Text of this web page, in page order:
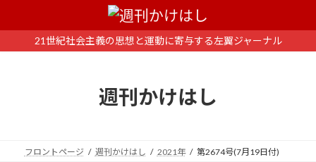
ン
ー
21世紀社会主義の思想と運動に寄与する左翼ジャーナル
週刊かけはし
フロントページ 週刊かけはし 2021年 第2674号(7月19日付)